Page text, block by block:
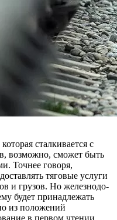
сталкивается с
воз­можно, сможет быть
Точ­нее говоря,
тяговые услуги
и грузов. Но железнодо­
будет принадлежать
из положений
в первом чте­нии.